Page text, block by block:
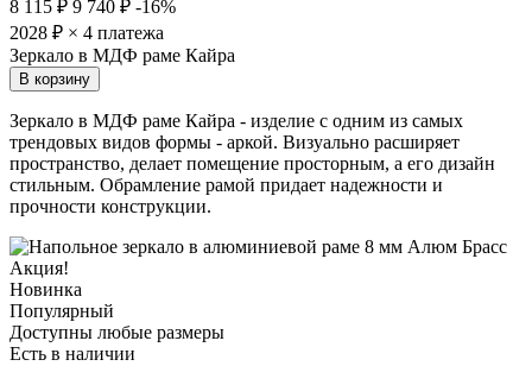
8 115 ₽ 9 740 ₽ -16%
2028 ₽ × 4 платежа
Зеркало в МДФ раме Кайра
В корзину
Зеркало в МДФ раме Кайра - изделие с одним из самых
трендовых видов формы - аркой. Визуально расширяет
пространство, делает помещение просторным, а его дизайн
стильным. Обрамление рамой придает надежности и
прочности конструкции.
Акция!
Новинка
Популярный
Доступны любые размеры
Есть в наличии